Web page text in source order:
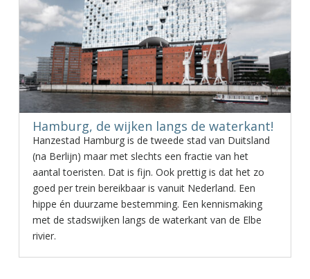
Hamburg, de wijken langs de waterkant!
Hanzestad Hamburg is de tweede stad van Duitsland
(na Berlijn) maar met slechts een fractie van het
aantal toeristen. Dat is fijn. Ook prettig is dat het zo
goed per trein bereikbaar is vanuit Nederland. Een
hippe én duurzame bestemming. Een kennismaking
met de stadswijken langs de waterkant van de Elbe
rivier.